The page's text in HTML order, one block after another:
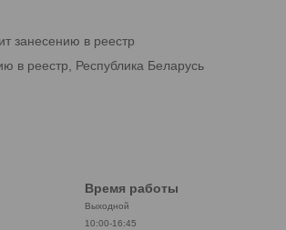
занесению в реестр
в реестр, Республика Беларусь
Время работы
Выходной
10:00-16:45